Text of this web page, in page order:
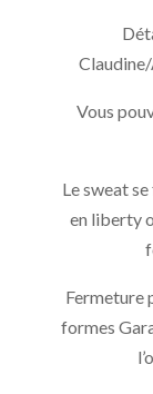
Vous
Le sweat
en liberty
Fermeture
formes